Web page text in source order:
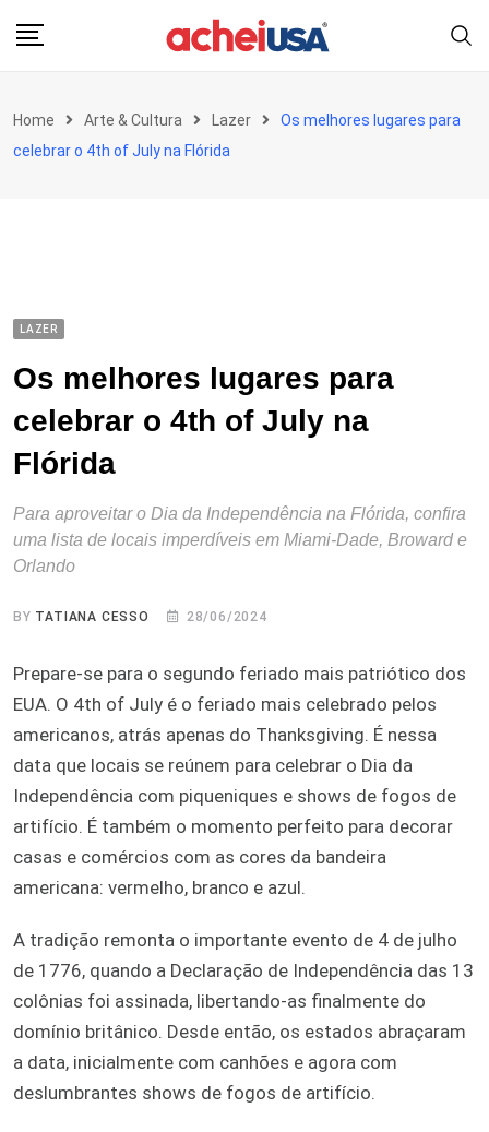
Home Arte & Cultura Lazer
Os melhores lugares para
celebrar o 4th of July na Flórida
LAZER
Os melhores lugares para
celebrar o 4th of July na
Flórida
Para aproveitar o Dia da Independência na Flórida, confira
uma lista de locais imperdíveis em Miami-Dade, Broward e
Orlando
BY TATIANA CESSO 28/06/2024
Prepare-se para o segundo feriado mais patriótico dos
EUA. O 4th of July é o feriado mais celebrado pelos
americanos, atrás apenas do Thanksgiving. É nessa
data que locais se reúnem para celebrar o Dia da
Independência com piqueniques e shows de fogos de
artifício. É também o momento perfeito para decorar
casas e comércios com as cores da bandeira
americana: vermelho, branco e azul.
A tradição remonta o importante evento de 4 de julho
de 1776, quando a Declaração de Independência das 13
colônias foi assinada, libertando-as finalmente do
domínio britânico. Desde então, os estados abraçaram
a data, inicialmente com canhões e agora com
deslumbrantes shows de fogos de artifício.